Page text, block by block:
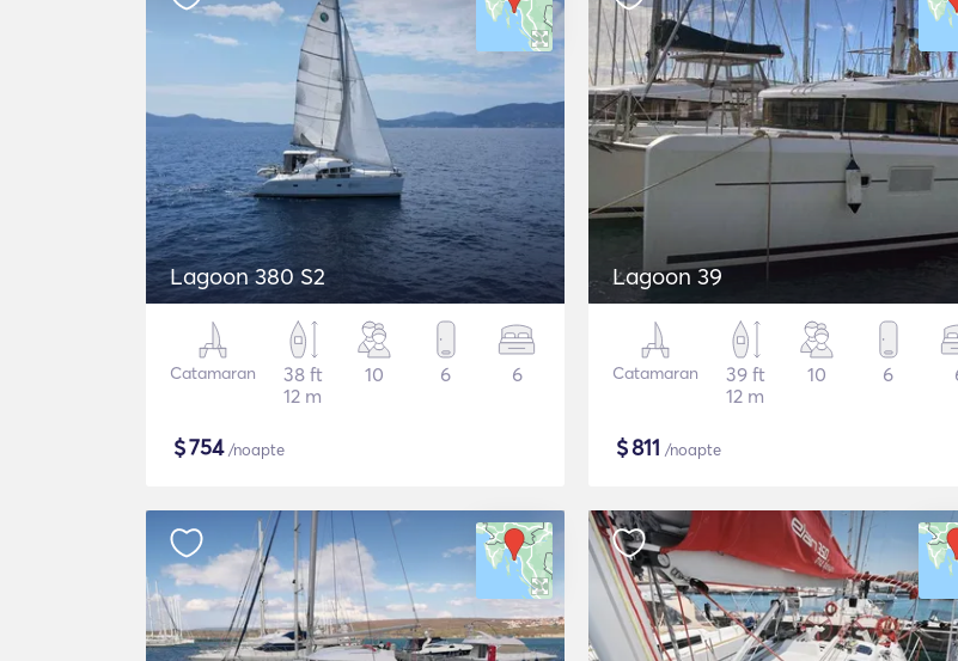
Lagoon 380 S2
Catamaran
38 ft
12 m
10 6 6
$754/noapte
Lagoon 39
Catamaran
39 ft
12 m
10 6
$811 /noapte